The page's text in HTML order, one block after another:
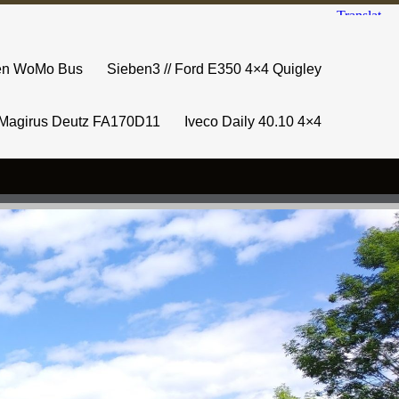
WoMo Bus Sieben3 // Ford E350 4×4 Quigley
Deutz FA170D11 Iveco Daily 40.10 4×4